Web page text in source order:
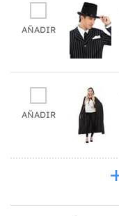
AÑADIR
AÑADIR